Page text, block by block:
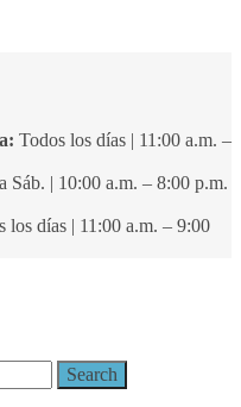
Todos los días | 11:00 a.m. –
Sáb. | 10:00 a.m. – 8:00 p.m.
los días | 11:00 a.m. – 9:00
Search
Search